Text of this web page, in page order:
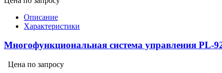
Описание
Характеристики
Многофункциональная система управления PL-
Цена по запросу